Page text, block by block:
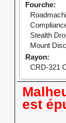
Fourche
Stealth
Mount
Rayon
CRD-321
est